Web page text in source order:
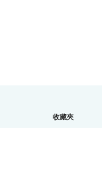
收藏夾